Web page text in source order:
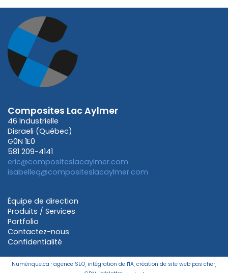
Composites Lac Aylmer
46 Industrielle
Disraeli (Québec)
G0N 1E0
581 209-4141
eric@compositeslacaylmer.com
isabelleq@compositeslacaylmer.com
Équipe de direction
Produits / Services
Portfolio
Contactez-nous
Confidentialité
Numérique.ca : agence SEO, intégration de l'IA, création de site web pas cher,